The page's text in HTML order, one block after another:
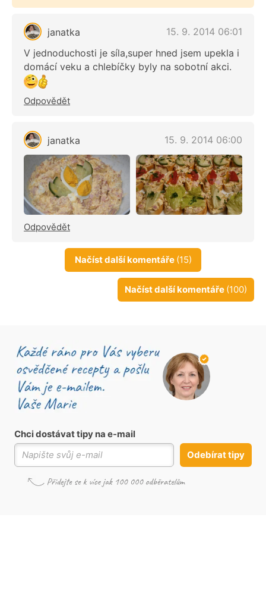
janatka
15. 9. 2014 06:01
V jednoduchosti je síla,super hned jsem upekla i
domácí veku a chlebíčky byly na sobotní akci.
Odpovědět
janatka 15. 9. 2014 06:00
Odpovědět
Načíst další komentáře (15)
Načíst další komentáře (100)
Chci dostávat tipy na e-mail
Odebírat tipy